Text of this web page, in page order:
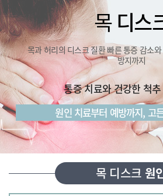
목디스
목과 허리의 디스크 질환빠른 통증 감소
방지까지
통증 치료와 건강한 척
원인 치료부터 예방까지, 고
목 디스크 원